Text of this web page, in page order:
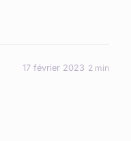
17 février 2023 2 min